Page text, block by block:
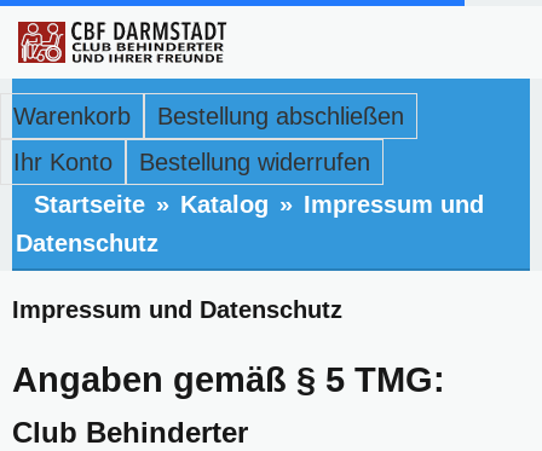
Warenkorb
Bestellung abschließen
Ihr Konto
Bestellung widerrufen
Startseite » Katalog » Impressum und
Datenschutz
Impressum und Datenschutz
Angaben gemäß § 5 TMG:
Club Behinderter